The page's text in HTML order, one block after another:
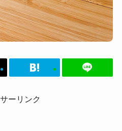
ーリンク